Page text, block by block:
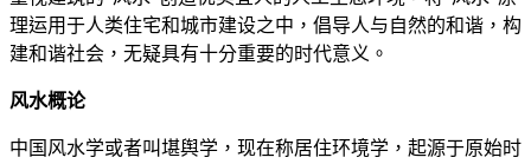
理运用于人类住宅和城市建设之中，倡导人与自然的和谐，构
建和谐社会，无疑具有十分重要的时代意义。
风水概论
中国风水学或者叫堪舆学，现在称居住环境学，起源于原始时